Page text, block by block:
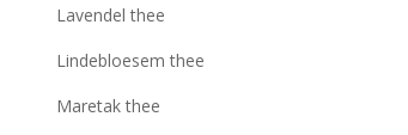
Lavendel thee
Lindebloesem thee
Maretak thee